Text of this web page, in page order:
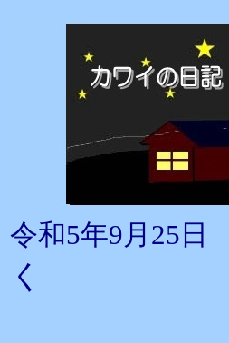
令和5年9月25日
く